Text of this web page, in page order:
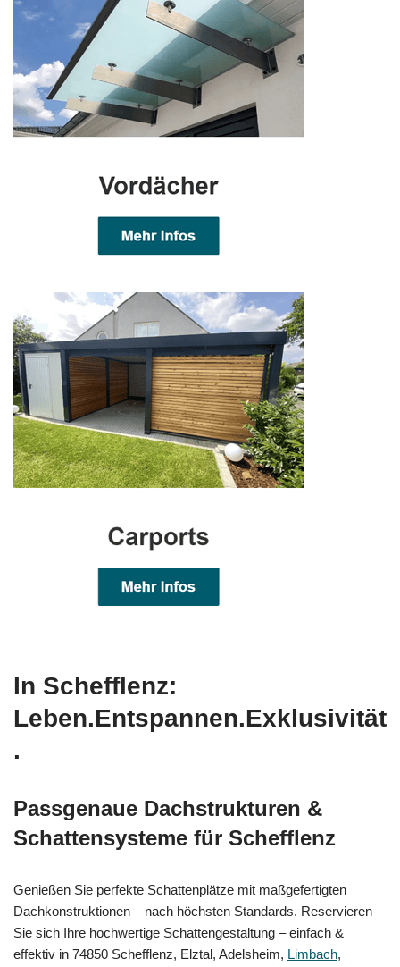
In Schefflenz:
Leben.Entspannen.Exklusivität
.
Passgenaue Dachstrukturen &
Schattensysteme für Schefflenz
Genießen Sie perfekte Schattenplätze mit maßgefertigten
Dachkonstruktionen – nach höchsten Standards. Reservieren
Sie sich Ihre hochwertige Schattengestaltung – einfach &
effektiv in 74850 Schefflenz, Elztal, Adelsheim, Limbach,